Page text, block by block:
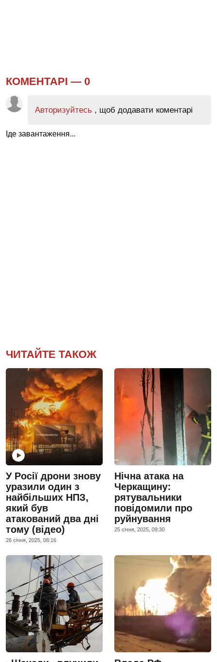
КОМЕНТАРІ — 0
Авторизуйтесь , щоб додавати коментарі
Іде завантаження...
ЧИТАЙТЕ ТАКОЖ
У Росії дрони знову
уразили один з
найбільших НПЗ,
який був
атакований два дні
тому (відео)
26 сiчня, 2025, 08:16
Нічна атака на
Черкащину:
рятувальники
повідомили про
руйнування
25 сiчня, 2025, 09:30